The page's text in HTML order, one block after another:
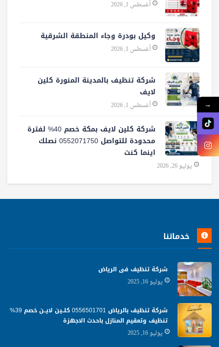
أغسطس 1, 2026
وكيل بودرة وجاء المنطقة الشرقية
أغسطس 1, 2026
شركة تنظيف بالمدينة المنورة كلين
لايف
أغسطس 1, 2026
شركة كلين لايف بمكة خصم 40% لفترة
محدودة للتواصل 0552071750 نصلك
اينما كنت
يوليو 26, 2026
خدماتنا
شركة تنظيف فى الرياض
يوليو 16, 2025
شركة تنظيف بالرياض 0556501701 كلــين لايــن خصم 39%
تنظيف وتعقيم المنازل باحدث الاجهزة
يوليو 16, 2025
→